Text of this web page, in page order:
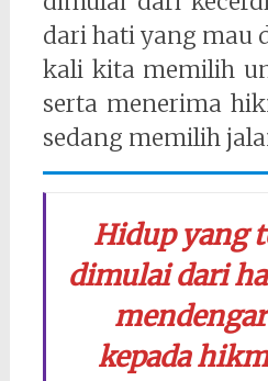
dari hati yang mau
kali kita memilih
serta menerima
sedang memilih
Hidup yang
dimulai dari
kepada